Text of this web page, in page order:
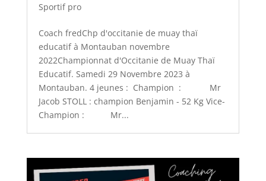
Sportif pro
Coach fredChp d'occitanie de muay thaï
educatif à Montauban novembre
2022Championnat d'Occitanie de Muay Thaï
Educatif. Samedi 29 Novembre 2023 à
Montauban. 4 jeunes : Champion : Mr
Jacob STOLL : champion Benjamin - 52 Kg Vice-
Champion : Mr...